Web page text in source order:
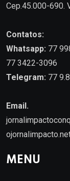
Cep.45.000-690.
Contatos:
Whatsapp: 77
77 3422-3096
Telegram: 77
Email.
MENU